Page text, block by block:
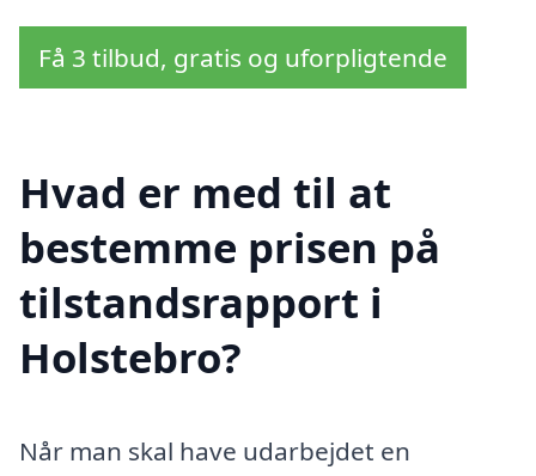
Få 3 tilbud, gratis og uforpligtende
Hvad er med til at
bestemme prisen på
tilstandsrapport i
Holstebro?
Når man skal have udarbejdet en